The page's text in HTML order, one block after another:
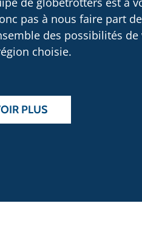
pas à nous faire part
des possibilités de
choisie.
PLUS